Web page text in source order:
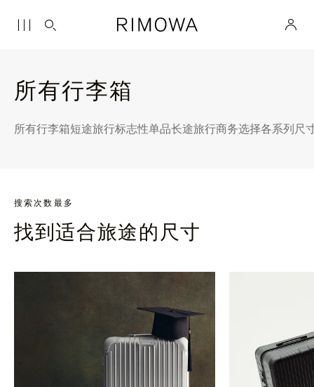
所有行李箱
所有行李箱短途旅行标志性单品长途旅行商务选择各系列尺
搜索次数最多
找到适合旅途的尺寸